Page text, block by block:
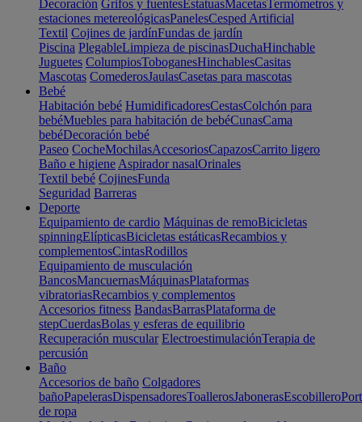
Decoración Grifos y fuentesEstatuasMacetasTermómetros y
estaciones metereológicasPanelesCesped Artificial
Textil Cojines de jardínFundas de jardín
Piscina PlegableLimpieza de piscinasDuchaHinchable
Juguetes ColumpiosToboganesHinchablesCasitas
Mascotas ComederosJaulasCasetas para mascotas
Bebé
Habitación bebé HumidificadoresCestasColchón para
bebéMuebles para habitación de bebéCunasCama
bebéDecoración bebé
Paseo CocheMochilasAccesoriosCapazosCarrito ligero
Baño e higiene Aspirador nasalOrinales
Textil bebé CojinesFunda
Seguridad Barreras
Deporte
Equipamiento de cardio Máquinas de remoBicicletas
spinningElípticasBicicletas estáticasRecambios y
complementosCintasRodillos
Equipamiento de musculación
BancosMancuernasMáquinasPlataformas
vibratoriasRecambios y complementos
Accesorios fitness BandasBarrasPlataforma de
stepCuerdasBolas y esferas de equilibrio
Recuperación muscular ElectroestimulaciónTerapia de
percusión
Baño
Accesorios de baño Colgadores
bañoPapelerasDispensadoresToallerosJabonerasEscobillero
de ropa